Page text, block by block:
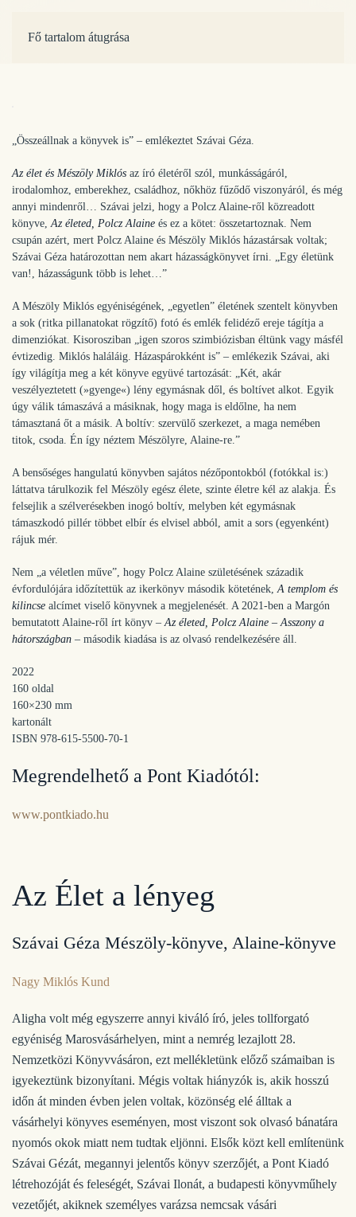
Fő tartalom átugrása
„Összeállnak a könyvek is” – emlékeztet Szávai Géza.
Az élet és Mészöly Miklós az író életéről szól, munkásságáról,
irodalomhoz, emberekhez, családhoz, nőkhöz fűződő viszonyáról, és még
annyi mindenről… Szávai jelzi, hogy a Polcz Alaine-ről közreadott
könyve,Az életed, Polcz Alaine és ez a kötet: összetartoznak. Nem
csupán azért, mert Polcz Alaine és Mészöly Miklós házastársak voltak;
Szávai Géza határozottan nem akart házasságkönyvet írni. „Egy életünk
van!, házasságunk több is lehet…”
A Mészöly Miklós egyéniségének, „egyetlen” életének szentelt könyvben
a sok (ritka pillanatokat rögzítő) fotó és emlék felidéző ereje tágítja a
dimenziókat. Kisorosziban „igen szoros szimbiózisban éltünk vagy másfél
évtizedig. Miklós haláláig. Házaspárokként is” – emlékezik Szávai, aki
így világítja meg a két könyve együvé tartozását: „Két, akár
veszélyeztetett (»gyenge«) lény egymásnak dől, és boltívet alkot. Egyik
úgy válik támaszává a másiknak, hogy maga is eldőlne, ha nem
támasztaná őt a másik. A boltív: szervülő szerkezet, a maga nemében
titok, csoda. Én így néztem Mészölyre, Alaine-re.”
A bensőséges hangulatú könyvben sajátos nézőpontokból (fotókkal is:)
láttatva tárulkozik fel Mészöly egész élete, szinte életre kél az alakja. És
felsejlik a szélverésekben inogó boltív, melyben két egymásnak
támaszkodó pillér többet elbír és elvisel abból, amit a sors (egyenként)
rájuk mér.
Nem „a véletlen műve”, hogy Polcz Alaine születésének századik
évfordulójára időzítettük az ikerkönyv második kötetének,A templom és
kilincse alcímet viselő könyvnek a megjelenését. A 2021-ben a Margón
bemutatott Alaine-ről írt könyv –Az életed, Polcz Alaine – Asszony a
hátországban – második kiadása is az olvasó rendelkezésére áll.
2022
160 oldal
160×230 mm
kartonált
ISBN 978-615-5500-70-1
Megrendelhető a Pont Kiadótól:
www.pontkiado.hu
Az Élet a lényeg
Szávai Géza Mészöly-könyve, Alaine-könyve
Nagy Miklós Kund
Aligha volt még egyszerre annyi kiváló író, jeles tollforgató
egyéniség Marosvásárhelyen, mint a nemrég lezajlott 28.
Nemzetközi Könyvvásáron, ezt mellékletünk előző számaiban is
igyekeztünk bizonyítani. Mégis voltak hiányzók is, akik hosszú
időn át minden évben jelen voltak, közönség elé álltak a
vásárhelyi könyves eseményen, most viszont sok olvasó bánatára
nyomós okok miatt nem tudtak eljönni. Elsők közt kell említenünk
Szávai Gézát, megannyi jelentős könyv szerzőjét, a Pont Kiadó
létrehozóját és feleségét, Szávai Ilonát, a budapesti könyvműhely
vezetőjét, akiknek személyes varázsa nemcsak vásári